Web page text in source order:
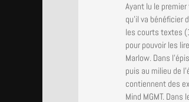
Ayant lu le
qu’il va bénéficier
les courts textes
pour pouvoir les
Marlow. Dans
puis au milieu de
contiennent des
Mind MGMT.